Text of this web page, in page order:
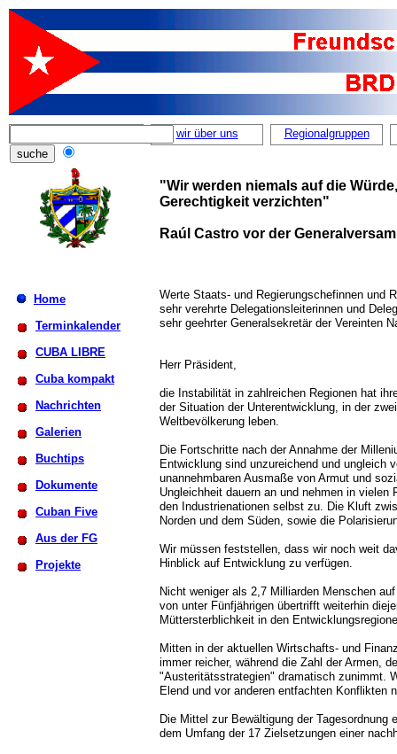
wir über uns Regionalgruppen
Home
Terminkalender
CUBA LIBRE
Cuba kompakt
Nachrichten
Galerien
Buchtips
Dokumente
Cuban Five
Aus der FG
Projekte
"Wir werden niemals auf die
Gerechtigkeit verzichten"
Raúl Castro vor der
Werte Staats- und Regierungschefinnen und
sehr verehrte Delegationsleiterinnen und
sehr geehrter Generalsekretär der Vereinten
Herr Präsident,
die Instabilität in zahlreichen Regionen hat
der Situation der Unterentwicklung, in der
Weltbevölkerung leben.
Die Fortschritte nach der Annahme der
Entwicklung sind unzureichend und ungleich
unannehmbaren Ausmaße von Armut und
Ungleichheit dauern an und nehmen in vielen
den Industrienationen selbst zu. Die Kluft
Norden und dem Süden, sowie die
Wir müssen feststellen, dass wir noch weit
Hinblick auf Entwicklung zu verfügen.
Nicht weniger als 2,7 Milliarden Menschen
von unter Fünfjährigen übertrifft weiterhin
Müttersterblichkeit in den
Mitten in der aktuellen Wirtschafts- und
immer reicher, während die Zahl der Armen,
"Austeritätsstrategien" dramatisch zunimmt.
Elend und vor anderen entfachten Konflikten
Die Mittel zur Bewältigung der
dem Umfang der 17 Zielsetzungen einer